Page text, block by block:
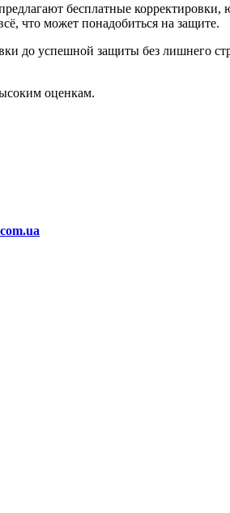
бесплатные
что может понадобиться на защите.
до успешной защиты без лишнего
оценкам.